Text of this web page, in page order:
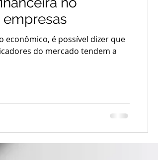
econômico, é possível dizer que
do mercado tendem a